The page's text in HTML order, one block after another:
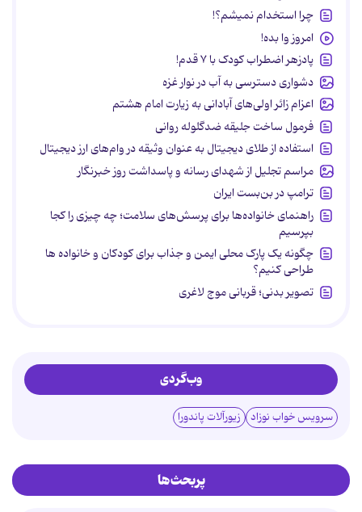
چرا استخدام نمیشم؟!
امروز وا بده!
پادزهر اضطراب کودک با ۷ قدم!
دشواری دسترسی به آب در نوار غزه
اعزام زائر اولی‌های آبادانی به زیارت امام هشتم
فرمول ساخت جلیقه ضدگلوله روانی
استفاده از طلای دیجیتال به عنوان وثیقه در وام‌های ارز دیجیتال
مراسم تجلیل از شهدای رسانه و پاسداشت روز خبرنگار
ترامپ در بن‌بست ایران
راهنمای خانواده‌ها برای پرسش‌های سلامت؛ چه چیزی را کجا
بپرسیم
چگونه یک پارک محلی ایمن و جذاب برای کودکان و خانواده ها
طراحی کنیم؟
تصویر بدنی؛ قربانی موج لاغری
وب‌گردی
سرویس خواب نوزاد زیورآلات پاندورا
پربحث‌ها